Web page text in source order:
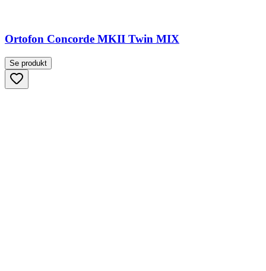
Ortofon Concorde MKII Twin MIX
Se produkt